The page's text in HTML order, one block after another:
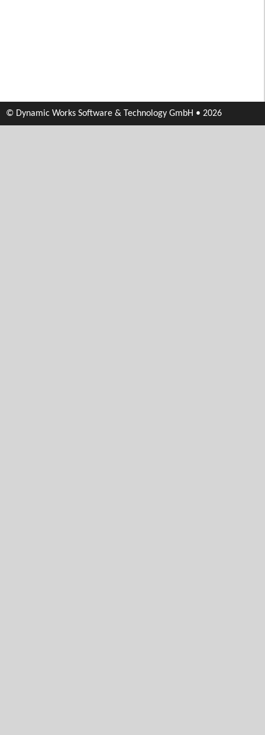
© Dynamic Works Software & Technology GmbH • 2026